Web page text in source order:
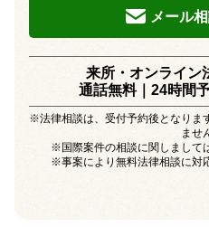
メール
来所・オンライン
通話無料｜24時間
※法律相談は、受付予約後となりま
ませ
※国際案件の相談に関しまして
※事案により無料法律相談に対